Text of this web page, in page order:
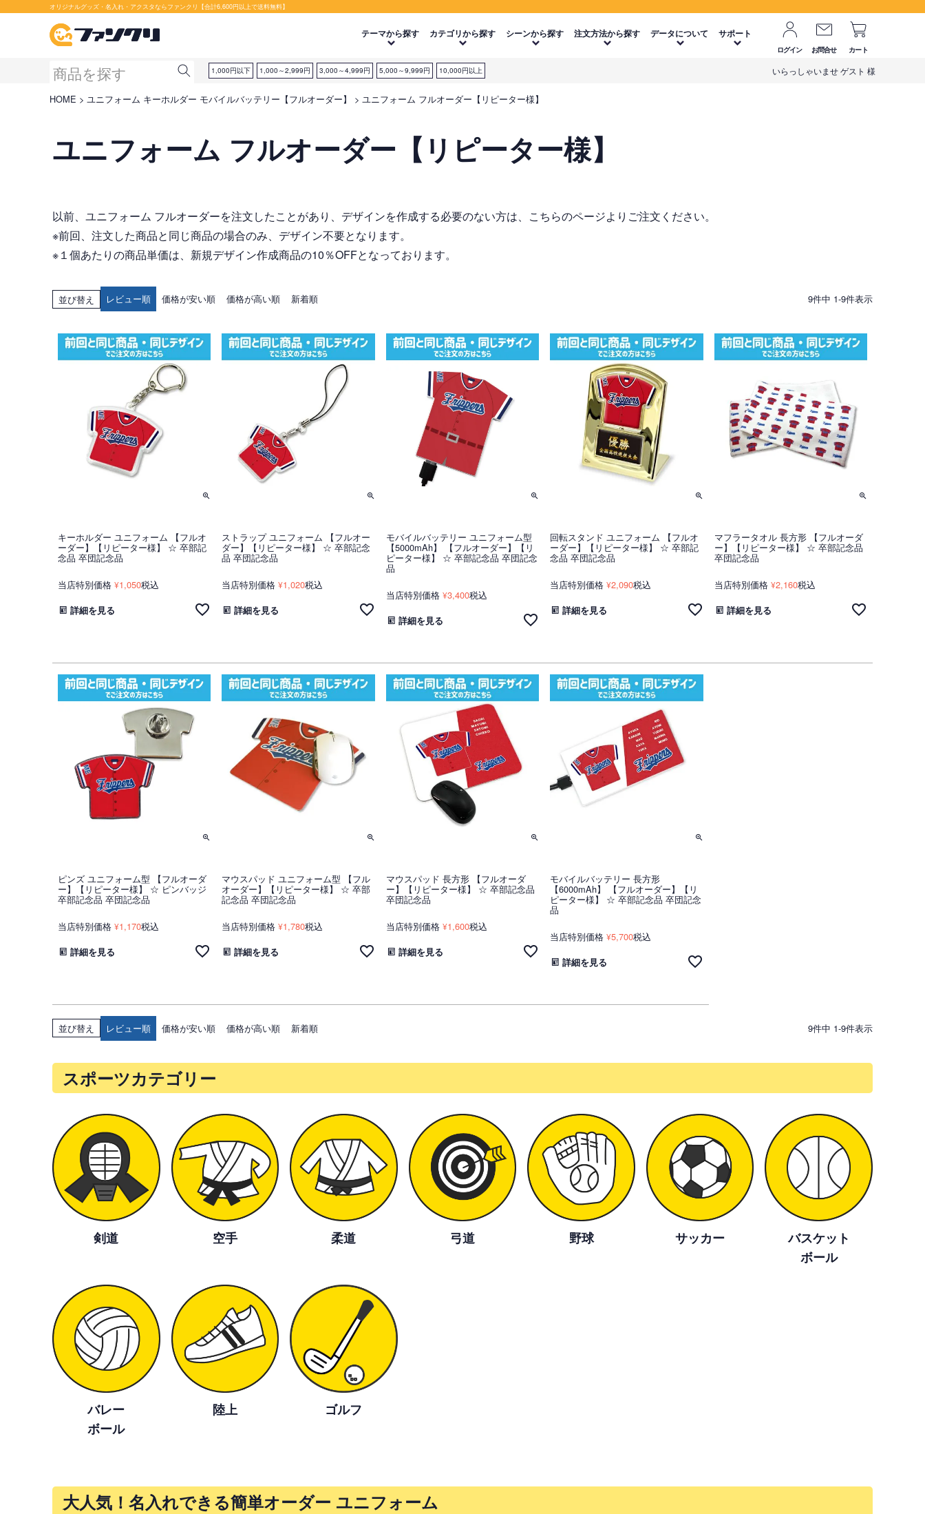
オリジナルグッズ・名入れ・アクスタならファンクリ【合計6,600円以上で送料無料】
テーマから探す カテゴリから探す シーンから探す 注文方法から探す データについて サポート
ログイン お問合せ カート
1,000円以下 1,000～2,999円 3,000～4,999円 5,000～9,999円 10,000円以上 いらっしゃいませ ゲスト 様
HOME ユニフォーム キーホルダー モバイルバッテリー【フルオーダー】 ユニフォーム フルオーダー【リピーター様】
ユニフォーム フルオーダー【リピーター様】
以前、ユニフォーム フルオーダーを注文したことがあり、デザインを作成する必要のない方は、こちらのページよりご注文ください。
※前回、注文した商品と同じ商品の場合のみ、デザイン不要となります。
※１個あたりの商品単価は、新規デザイン作成商品の10％OFFとなっております。
並び替え レビュー順 価格が安い順 価格が高い順 新着順 9件中 1-9件表示
キーホルダー ユニフォーム 【フルオ
ーダー】【リピーター様】 ☆ 卒部記
念品 卒団記念品
当店特別価格 ¥1,050税込
詳細を見る
ストラップ ユニフォーム 【フルオー
ダー】【リピーター様】 ☆ 卒部記念
品 卒団記念品
当店特別価格 ¥1,020税込
詳細を見る
モバイルバッテリー ユニフォーム型
【5000mAh】 【フルオーダー】【リ
ピーター様】 ☆ 卒部記念品 卒団記念
品
当店特別価格 ¥3,400税込
詳細を見る
回転スタンド ユニフォーム 【フルオ
ーダー】【リピーター様】 ☆ 卒部記
念品 卒団記念品
当店特別価格 ¥2,090税込
詳細を見る
マフラータオル 長方形 【フルオーダ
ー】【リピーター様】 ☆ 卒部記念品
卒団記念品
当店特別価格 ¥2,160税込
詳細を見る
ピンズ ユニフォーム型 【フルオーダ
ー】【リピーター様】 ☆ ピンバッジ
卒部記念品 卒団記念品
当店特別価格 ¥1,170税込
詳細を見る
マウスパッド ユニフォーム型 【フル
オーダー】【リピーター様】 ☆ 卒部
記念品 卒団記念品
当店特別価格 ¥1,780税込
詳細を見る
マウスパッド 長方形 【フルオーダ
ー】【リピーター様】 ☆ 卒部記念品
卒団記念品
当店特別価格 ¥1,600税込
詳細を見る
モバイルバッテリー 長方形
【6000mAh】 【フルオーダー】【リ
ピーター様】 ☆ 卒部記念品 卒団記念
品
当店特別価格 ¥5,700税込
詳細を見る
並び替え レビュー順 価格が安い順 価格が高い順 新着順 9件中 1-9件表示
スポーツカテゴリー
剣道 空手 柔道 弓道 野球 サッカー
バスケット
ボール
バレー
ボール
陸上 ゴルフ
大人気！名入れできる簡単オーダー ユニフォーム